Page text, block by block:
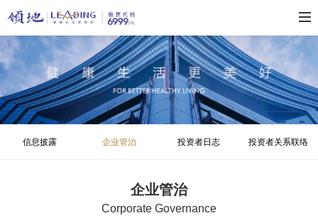
信息披露 企业管治 投资者日志 投资者关系联络
企业管治
Corporate Governance